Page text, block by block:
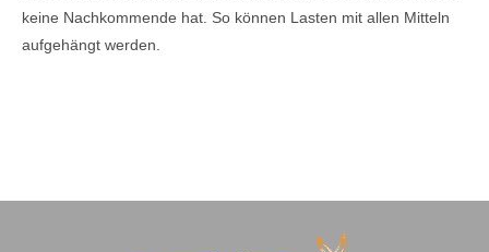
keine Nachkommende hat. So können Lasten mit allen Mitteln
aufgehängt werden.